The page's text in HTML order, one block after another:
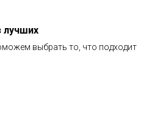
лучших
выбрать то, что подходит